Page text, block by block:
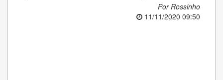
Por Rossinho
11/11/2020 09:50